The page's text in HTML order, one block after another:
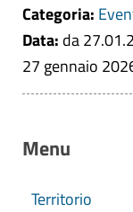
Categoria:
Data: da
27 gennaio
Menu
Territorio